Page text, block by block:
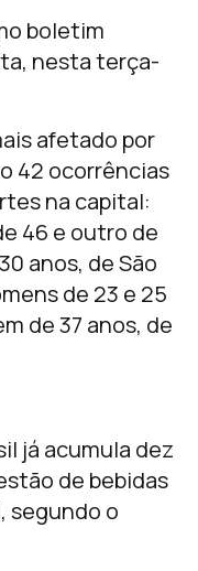
boletim
nesta terça-
afetado por
42 ocorrências
na capital:
46 e outro de
anos, de São
de 23 e 25
de 37 anos, de
já acumula dez
de bebidas
segundo o